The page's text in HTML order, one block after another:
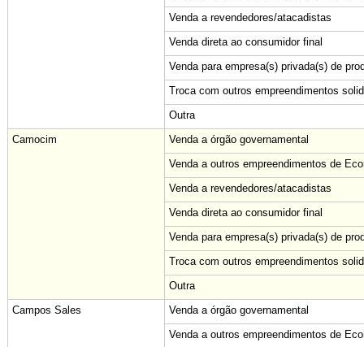
Venda a revendedores/atacadistas
Venda direta ao consumidor final
Venda para empresa(s) privada(s) de
Troca com outros empreendimentos
Outra
Camocim
Venda a órgão governamental
Venda a outros empreendimentos de
Venda a revendedores/atacadistas
Venda direta ao consumidor final
Venda para empresa(s) privada(s) de
Troca com outros empreendimentos
Outra
Campos Sales
Venda a órgão governamental
Venda a outros empreendimentos de